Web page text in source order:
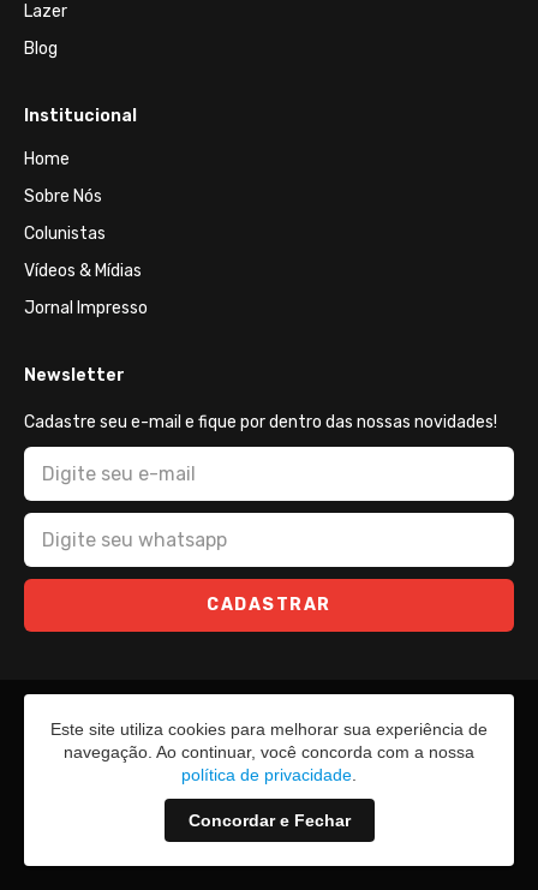
Lazer
Blog
Institucional
Home
Sobre Nós
Colunistas
Vídeos & Mídias
Jornal Impresso
Newsletter
Cadastre seu e-mail e fique por dentro das nossas novidades!
CADASTRAR
Este site utiliza cookies para melhorar sua experiência de
navegação. Ao continuar, você concorda com a nossa
política de privacidade
Concordar e Fechar